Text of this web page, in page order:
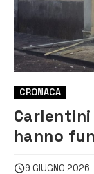
CRONACA
hanno
9 GIUGNO 2026